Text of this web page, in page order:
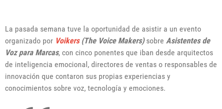
La pasada semana tuve la oportunidad de asistir a un evento
organizado por Voikers(The Voice Makers)sobre Asistentes de
Voz para Marcas, con cinco ponentes que iban desde arquitectos
de inteligencia emocional, directores de ventas o responsables de
innovación que contaron sus propias experiencias y
conocimientos sobre voz, tecnología y emociones.